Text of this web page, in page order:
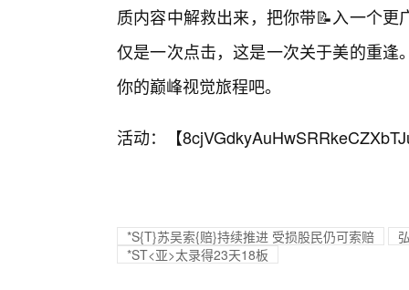
质内容中解救出来，把你带📝入一个
仅是一次点击，这是一次关于美的重
你的巅峰视觉旅程吧。
活动：【
*S{T}苏吴索{赔}持续推进 受损股民仍可索赔
*ST<亚>太录得23天18板